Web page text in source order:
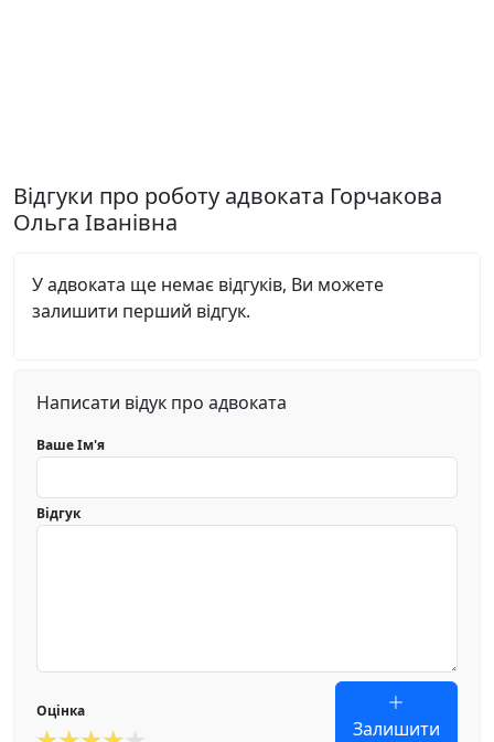
Відгуки про роботу адвоката Горчакова
Ольга Іванівна
У адвоката ще немає відгуків, Ви можете
залишити перший відгук.
Написати відук про адвоката
Ваше Ім'я
Відгук
Оцінка
Залишити